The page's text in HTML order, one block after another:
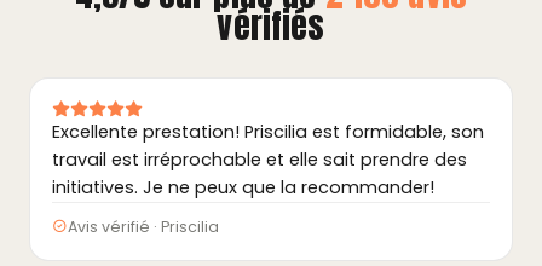
vérifiés
Excellente prestation! Priscilia est formidable, son
travail est irréprochable et elle sait prendre des
initiatives. Je ne peux que la recommander!
Avis vérifié · Priscilia